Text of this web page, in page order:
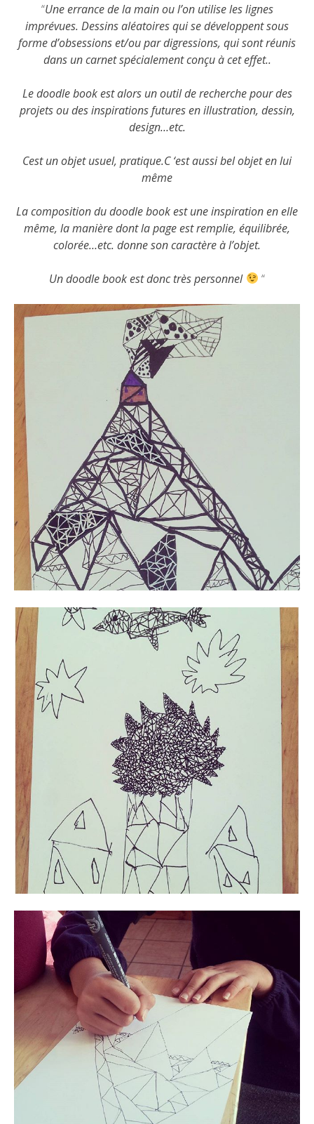
“Une errance de la main ou l’on utilise les lignes
imprévues. Dessins aléatoires qui se développent sous
forme d’obsessions et/ou par digressions, qui sont réunis
dans un carnet spécialement conçu à cet effet..
Le doodle book est alors un outil de recherche pour des
projets ou des inspirations futures en illustration, dessin,
design…etc.
Cest un objet usuel, pratique.C ‘est aussi bel objet en lui
même
La composition du doodle book est une inspiration en elle
même, la manière dont la page est remplie, équilibrée,
colorée…etc. donne son caractère à l’objet.
Un doodle book est donc très personnel “